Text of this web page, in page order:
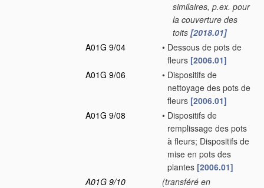
similaires, p.ex. pour
la couverture des
toits [2018.01]
A01G 9/04
• Dessous de pots de
fleurs [2006.01]
A01G 9/06
• Dispositifs de
nettoyage des pots de
fleurs [2006.01]
A01G 9/08
• Dispositifs de
remplissage des pots
à fleurs; Dispositifs de
mise en pots des
plantes [2006.01]
A01G 9/10
(transféré en